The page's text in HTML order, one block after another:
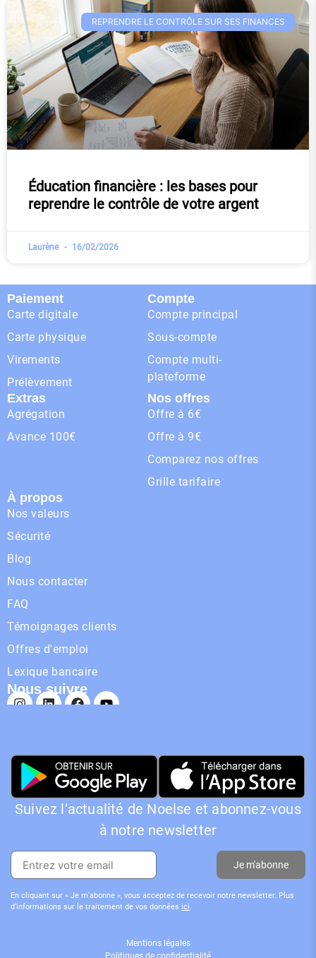
REPRENDRE LE CONTRÔLE SUR SES FINANCES
Éducation financière : les bases pour
reprendre le contrôle de votre argent
Laurène 16/02/2026
Paiement
Carte digitale
Carte physique
Virements
Prélèvement
Compte
Compte principal
Sous-compte
Compte multi-
plateforme
Extras
Agrégation
Avance 100€
Nos offres
Offre à 6€
Offre à 9€
Comparez nos offres
Grille tarifaire
À propos
Nos valeurs
Sécurité
Blog
Nous contacter
FAQ
Témoignages clients
Offres d'emploi
Lexique bancaire
Nous suivre
Suivez l’actualité de Noelse et abonnez-vous
à notre newsletter
Je m'abonne
En cliquant sur « Je m’abonne », vous acceptez de recevoir notre newsletter. Plus
d’informations sur le traitement de vos données ici.
Mentions légales
Politiques de confidentialité